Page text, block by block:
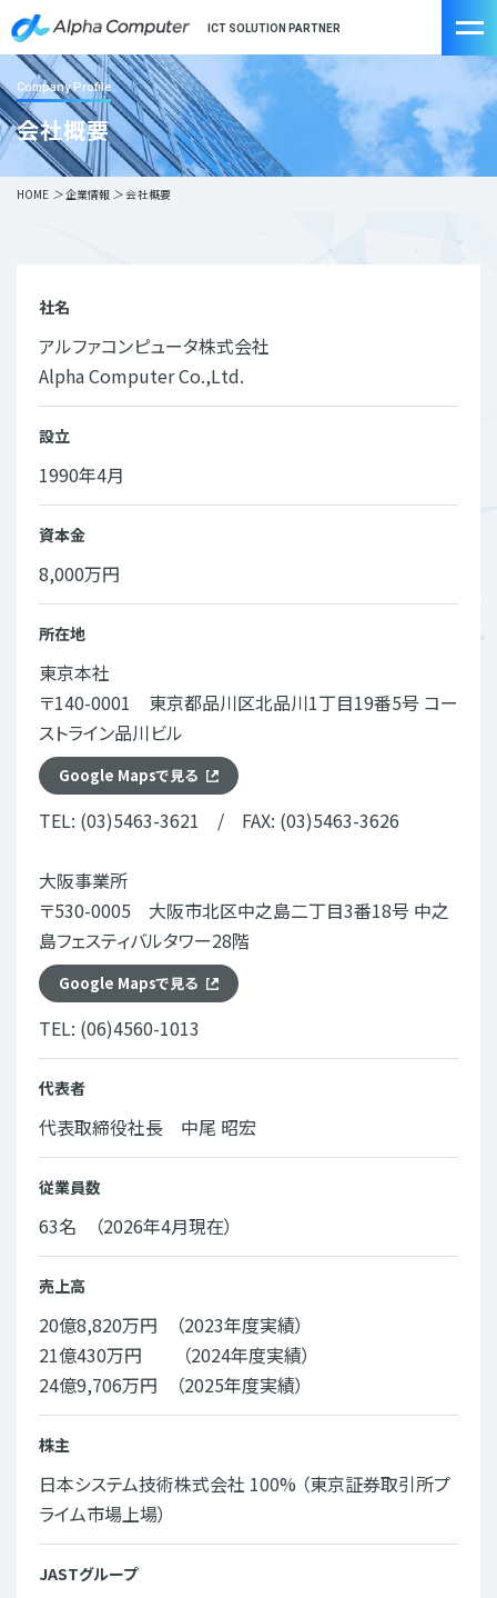
ICT SOLUTION PARTNER
Company Profile
会社概要
HOME ＞企業情報 ＞会社概要
社名
アルファコンピュータ株式会社
Alpha Computer Co.,Ltd.
設立
1990年4月
資本金
8,000万円
所在地
東京本社
〒140-0001 東京都品川区北品川1丁目19番5号 コー
ストライン品川ビル
Google Mapsで見る
TEL: (03)5463-3621 / FAX: (03)5463-3626
大阪事業所
〒530-0005 大阪市北区中之島二丁目3番18号 中之
島フェスティバルタワー28階
Google Mapsで見る
TEL: (06)4560-1013
代表者
代表取締役社長 中尾 昭宏
従業員数
63名 （2026年4月現在）
売上高
20億8,820万円 （2023年度実績）
21億430万円 （2024年度実績）
24億9,706万円 （2025年度実績）
株主
日本システム技術株式会社 100% （東京証券取引所プ
ライム市場上場）
JASTグループ